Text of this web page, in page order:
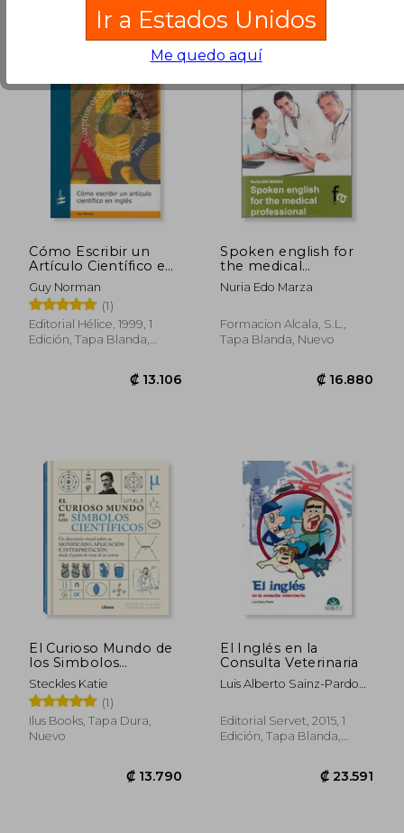
Cómo Escribir un
Artículo Científico en
Inglés
Guy Norman
(1)
Editorial Hélice, 1999, 1
Edición, Tapa Blanda,
Spoken english for
the medical
professional
(Administracion -
Nuria Edo Marza
Formacion Alcala, S.L.,
Tapa Blanda, Nuevo
El Curioso Mundo de
los Simbolos
Cientificos
Steckles Katie
(1)
Ilus Books, Tapa Dura,
Nuevo
El Inglés en la
Consulta Veterinaria
Luis Alberto Sainz-Pardo
Editorial Servet, 2015, 1
Edición, Tapa Blanda,
Ir a Estados Unidos
Me quedo aquí